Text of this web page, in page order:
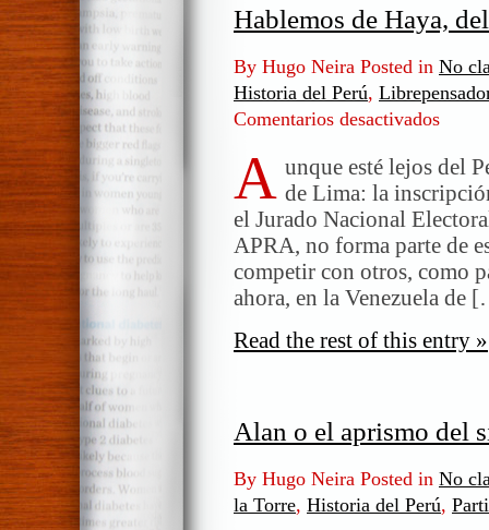
Hablemos de Haya,
By Hugo Neira Posted in No
Historia del Perú,
Comentarios desactivados
de
Haya,
del
Aprismo
y
del
Perú
A unque esté lejos del
de Lima: la
el Jurado Nacional
APRA, no forma parte de
competir con otros, como
ahora, en la Venezuela de
Read the rest of this entry »
Alan o el aprismo del
By Hugo Neira Posted in No
la Torre, Historia del Perú,